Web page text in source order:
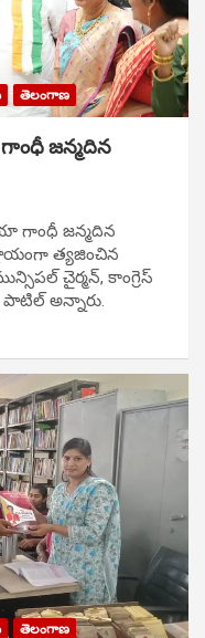
తెలంగాణ
జ‌న్మ‌దిన
గాంధీ జ‌న్మ‌దిన
త్య‌జించిన
చైర్మ‌న్, కాంగ్రెస్
అన్నారు.
తెలంగాణ